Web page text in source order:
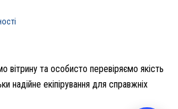
вітрину та особисто перевіряємо якість
надійне екіпірування для справжніх